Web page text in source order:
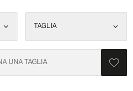
TAGLIA
UNA TAGLIA